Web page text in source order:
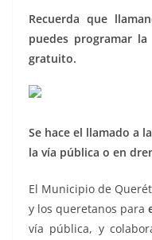
Recuerda que
puedes programar
gratuito.
Se hace el llamado a
la vía pública o en
El Municipio de
y los queretanos para
vía pública, y